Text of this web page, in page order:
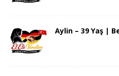
Aylin – 39 Yaş |